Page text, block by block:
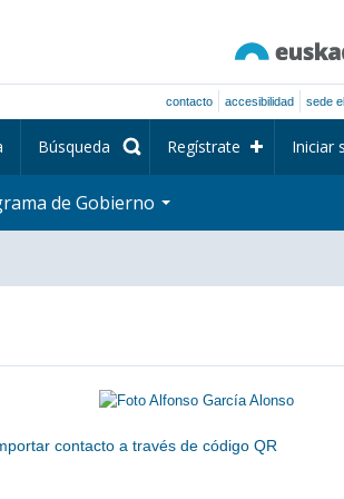
contacto accesibilidad sede
Búsqueda Regístrate Iniciar
de Gobierno
contacto a través de código QR